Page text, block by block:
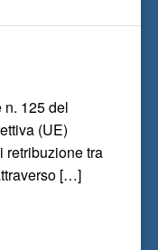
125 del
(UE)
retribuzione tra
[…]